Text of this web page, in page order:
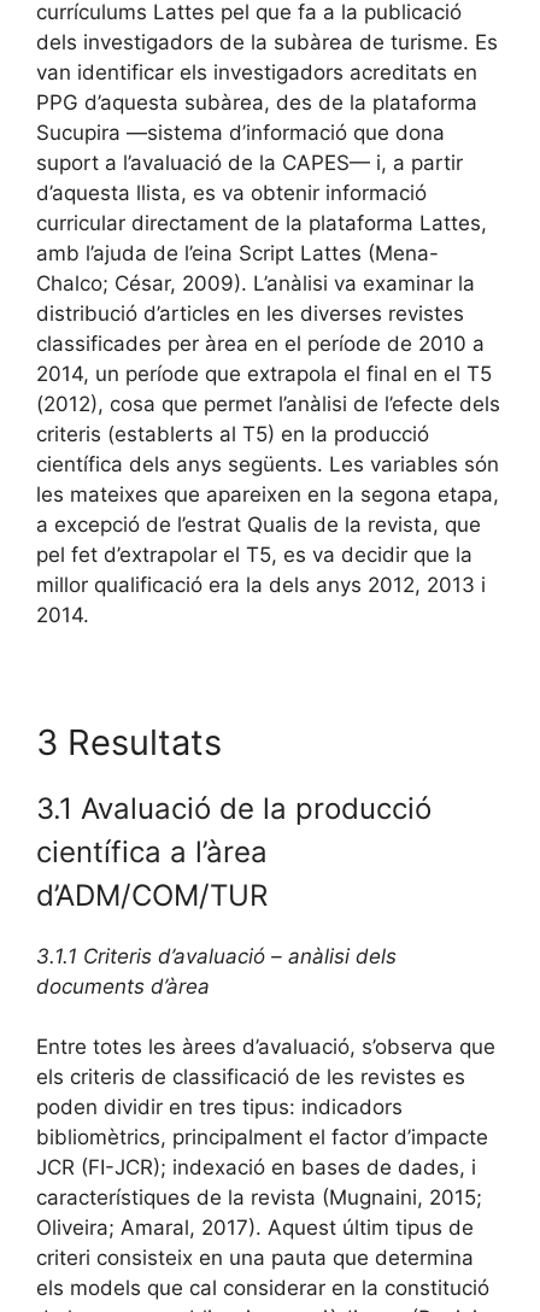
currículums Lattes pel que fa a la publicació
dels investigadors de la subàrea de turisme. Es
van identificar els investigadors acreditats en
PPG d’aquesta subàrea, des de la plataforma
Sucupira —sistema d’informació que dona
suport a l’avaluació de la CAPES— i, a partir
d’aquesta llista, es va obtenir informació
curricular directament de la plataforma Lattes,
amb l’ajuda de l’eina Script Lattes (Mena-
Chalco; César, 2009). L’anàlisi va examinar la
distribució d’articles en les diverses revistes
classificades per àrea en el període de 2010 a
2014, un període que extrapola el final en el T5
(2012), cosa que permet l’anàlisi de l’efecte dels
criteris (establerts al T5) en la producció
científica dels anys següents. Les variables són
les mateixes que apareixen en la segona etapa,
a excepció de l’estrat Qualis de la revista, que
pel fet d’extrapolar el T5, es va decidir que la
millor qualificació era la dels anys 2012, 2013 i
2014.
3 Resultats
3.1 Avaluació de la producció
científica a l’àrea
d’ADM/COM/TUR
3.1.1 Criteris d’avaluació – anàlisi dels
documents d’àrea
Entre totes les àrees d’avaluació, s’observa que
els criteris de classificació de les revistes es
poden dividir en tres tipus: indicadors
bibliomètrics, principalment el factor d’impacte
JCR (FI-JCR); indexació en bases de dades, i
característiques de la revista (Mugnaini, 2015;
Oliveira; Amaral, 2017). Aquest últim tipus de
criteri consisteix en una pauta que determina
els models que cal considerar en la constitució